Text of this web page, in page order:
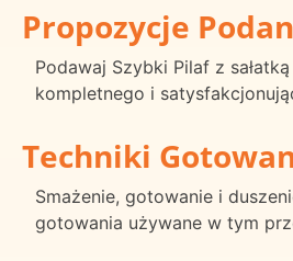
Propozycje
Podawaj Szybki Pilaf z
kompletnego i
Techniki
Smażenie, gotowanie i
gotowania używane w tym